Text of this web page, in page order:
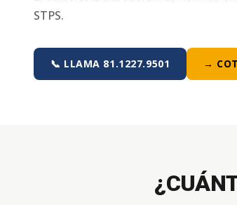
STPS.
📞 LLAMA 81.1227.9501 →